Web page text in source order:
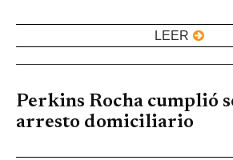
LEER
Perkins Rocha cumplió
arresto domiciliario